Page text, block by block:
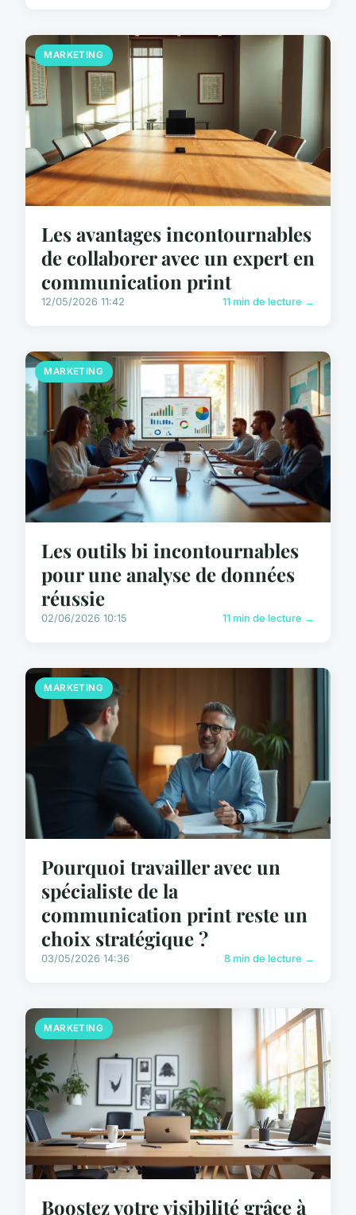
MARKETING
Les avantages incontournables
de collaborer avec un expert en
communication print
12/05/2026 11:42 11 min de lecture →
MARKETING
Les outils bi incontournables
pour une analyse de données
réussie
02/06/2026 10:15 11 min de lecture →
MARKETING
Pourquoi travailler avec un
spécialiste de la
communication print reste un
choix stratégique ?
03/05/2026 14:36 8 min de lecture →
MARKETING
Boostez votre visibilité grâce à